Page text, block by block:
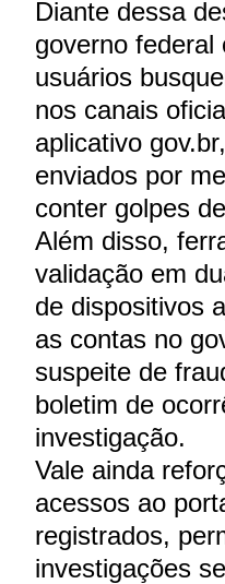
Diante dessa
governo federal
usuários
nos canais
aplicativo
enviados por
conter golpes
Além disso,
validação em
de dispositivos
as contas no
suspeite de
boletim de
investigação.
Vale ainda
acessos ao
registrados,
investigações